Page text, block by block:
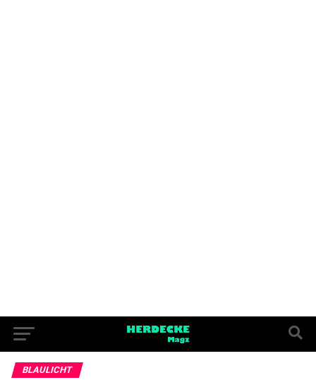
BLAULICHT